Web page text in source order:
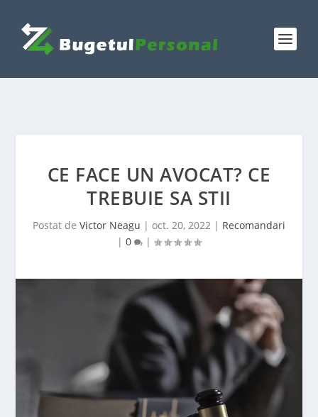
CE FACE UN AVOCAT? CE
TREBUIE SA STII
Postat de Victor Neagu | oct. 20, 2022 | Recomandari
| 0 |